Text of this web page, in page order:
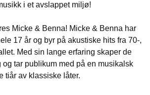
i et avslappet miljø!
Micke & Benna! Micke & Benna har
17 år og byr på akustiske hits fra 70-,
Med sin lange erfaring skaper de
tar publikum med på en musikalsk
tiår av klassiske låter.